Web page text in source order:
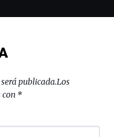
publicada.Los
con *